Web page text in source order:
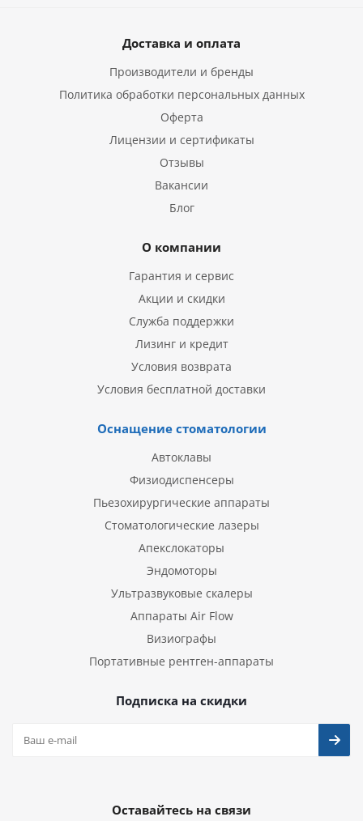
Доставка и оплата
Производители и бренды
Политика обработки персональных данных
Оферта
Лицензии и сертификаты
Отзывы
Вакансии
Блог
О компании
Гарантия и сервис
Акции и скидки
Служба поддержки
Лизинг и кредит
Условия возврата
Условия бесплатной доставки
Оснащение стоматологии
Автоклавы
Физиодиспенсеры
Пьезохирургические аппараты
Стоматологические лазеры
Апекслокаторы
Эндомоторы
Ультразвуковые скалеры
Аппараты Air Flow
Визиографы
Портативные рентген-аппараты
Подписка на скидки
Оставайтесь на связи